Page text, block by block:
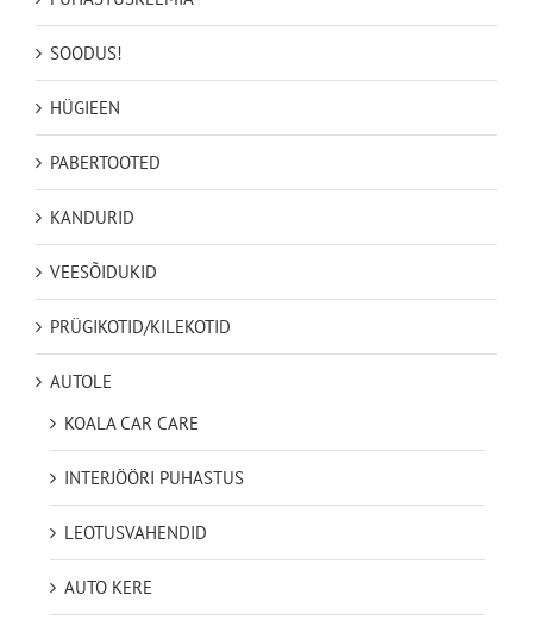
SOODUS!
HÜGIEEN
PABERTOOTED
KANDURID
VEESÕIDUKID
PRÜGIKOTID/KILEKOTID
AUTOLE
KOALA CAR CARE
INTERJÖÖRI PUHASTUS
LEOTUSVAHENDID
AUTO KERE